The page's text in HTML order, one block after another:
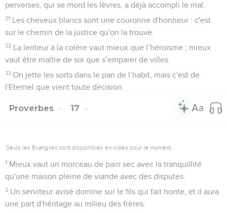
perverses, qui se mord les lèvres, a déjà accompli le mal.
31 Les cheveux blancs sont une couronne d'honneur : c'est
sur le chemin de la justice qu'on la trouve.
32 La lenteur à la colère vaut mieux que l’héroïsme ; mieux
vaut être maître de soi que s’emparer de villes.
33 On jette les sorts dans le pan de l’habit, mais c'est de
l'Eternel que vient toute décision.
Proverbes 17
Seuls les Évangiles sont disponibles en vidéo pour le moment.
1 Mieux vaut un morceau de pain sec avec la tranquillité
qu'une maison pleine de viande avec des disputes.
2 Un serviteur avisé domine sur le fils qui fait honte, et il aura
une part d'héritage au milieu des frères.